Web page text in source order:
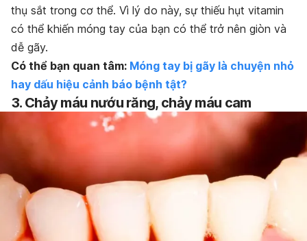
thụ sắt trong cơ thể. Vì lý do này, sự thiếu hụt vitamin
có thể khiến móng tay của bạn có thể trở nên giòn và
dễ gãy.
Có thể bạn quan tâm: Móng tay bị gãy là chuyện nhỏ
hay dấu hiệu cảnh báo bệnh tật?
3. Chảy máu nướu răng, chảy máu cam